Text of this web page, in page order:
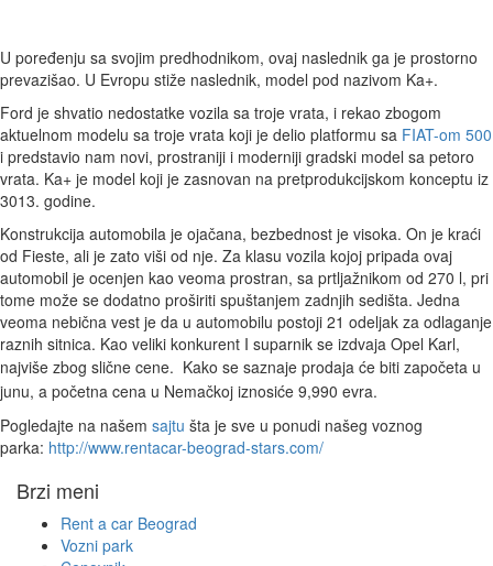
U poređenju sa svojim predhodnikom, ovaj naslednik ga je prostorno
prevazišao. U Evropu stiže naslednik, model pod nazivom Ka+.
Ford je shvatio nedostatke vozila sa troje vrata, i rekao zbogom
aktuelnom modelu sa troje vrata koji je delio platformu sa FIAT-om 500
i predstavio nam novi, prostraniji i moderniji gradski model sa petoro
vrata. Ka+ je model koji je zasnovan na pretprodukcijskom konceptu iz
3013. godine.
Konstrukcija automobila je ojačana, bezbednost je visoka. On je kraći
od Fieste, ali je zato viši od nje. Za klasu vozila kojoj pripada ovaj
automobil je ocenjen kao veoma prostran, sa prtljažnikom od 270 l, pri
tome može se dodatno proširiti spuštanjem zadnjih sedišta. Jedna
veoma nebična vest je da u automobilu postoji 21 odeljak za odlaganje
raznih sitnica. Kao veliki konkurent I suparnik se izdvaja Opel Karl,
najviše zbog slične cene. Kako se saznaje prodaja će biti započeta u
junu, a početna cena u Nemačkoj iznosiće 9,990 evra.
Pogledajte na našem sajtu šta je sve u ponudi našeg voznog
parka: http://www.rentacar-beograd-stars.com/
Brzi meni
Rent a car Beograd
Vozni park